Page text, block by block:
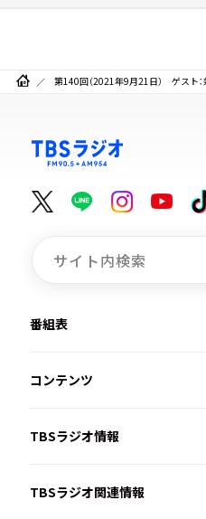
第140回（2021年9月21日） ゲスト：
番組表
コンテンツ
TBSラジオ情報
TBSラジオ関連情報